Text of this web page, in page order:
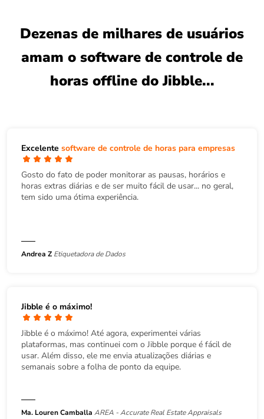
Dezenas de milhares de usuários
amam o software de controle de
horas offline do Jibble...
Excelente software de controle de horas para empresas
Gosto do fato de poder monitorar as pausas, horários e
horas extras diárias e de ser muito fácil de usar... no geral,
tem sido uma ótima experiência.
Andrea Z Etiquetadora de Dados
Jibble é o máximo!
Jibble é o máximo! Até agora, experimentei várias
plataformas, mas continuei com o Jibble porque é fácil de
usar. Além disso, ele me envia atualizações diárias e
semanais sobre a folha de ponto da equipe.
Ma. Louren Camballa AREA - Accurate Real Estate Appraisals